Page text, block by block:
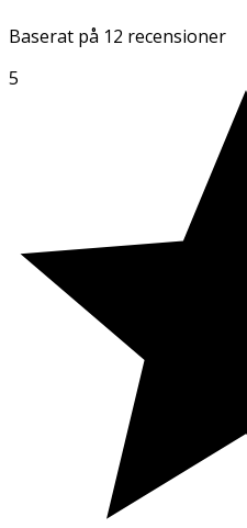
Baserat på 12 recensioner
5